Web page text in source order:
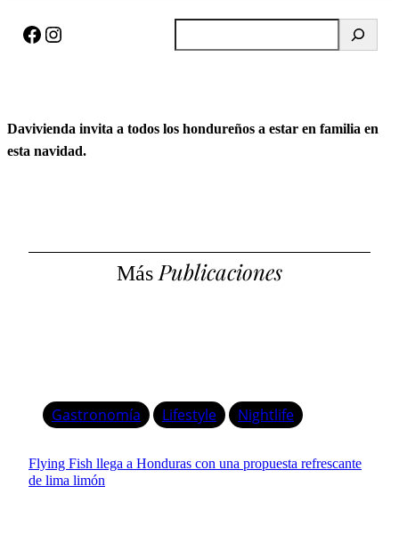
Facebook Instagram
u
r
Davivienda invita a todos los hondureños a estar en familia en
esta navidad.
Más Publicaciones
Gastronomía Lifestyle Nightlife
Flying Fish llega a Honduras con una propuesta refrescante
de lima limón